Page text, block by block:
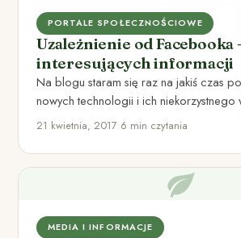
PORTALE SPOŁECZNOŚCIOWE
Uzależnienie od Facebooka
interesujących informacji
Na blogu staram się raz na jakiś czas
nowych technologii i ich niekorzystnego
nasz…
21 kwietnia, 2017•6 min czytania
MEDIA I INFORMACJE